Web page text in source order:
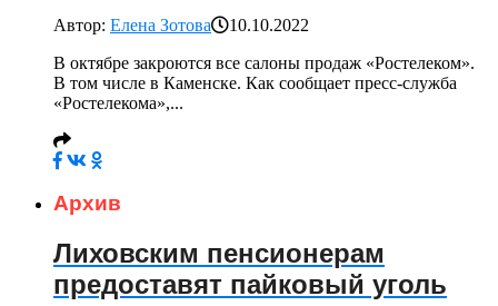
Автор: Елена Зотова
10.10.2022
В октябре закроются все салоны продаж «Ростелеком».
В том числе в Каменске. Как сообщает пресс-служба
«Ростелекома»,...
Архив
Лиховским пенсионерам
предоставят пайковый уголь